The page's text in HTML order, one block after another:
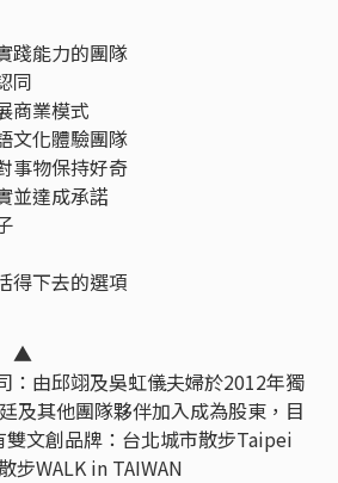
踐能力的團隊
同
商業模式
文化體驗團隊
事物保持好奇
並達成承諾
得下去的選項
▲
：由邱翊及吳虹儀夫婦於2012年獨
及其他團隊夥伴加入成為股東，目
文創品牌：台北城市散步Taipei
步WALK in TAIWAN